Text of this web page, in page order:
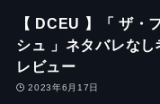
【 DCEU 】「 ザ・
シュ 」ネタバレなし
レビュー
2023年6月17日